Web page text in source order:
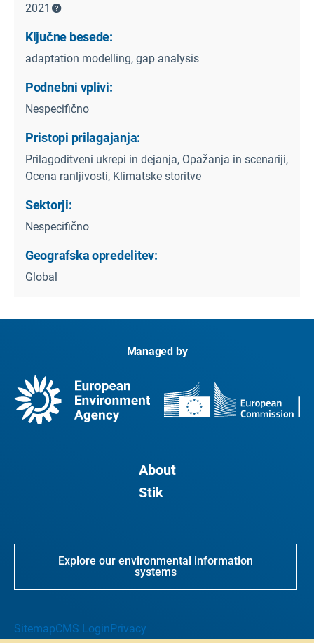
2021
Ključne besede:
adaptation modelling, gap analysis
Podnebni vplivi:
Nespecifično
Pristopi prilagajanja:
Prilagoditveni ukrepi in dejanja, Opažanja in scenariji,
Ocena ranljivosti, Klimatske storitve
Sektorji:
Nespecifično
Geografska opredelitev:
Global
Managed by
About
Stik
Explore our environmental information
systems
SitemapCMS LoginPrivacy